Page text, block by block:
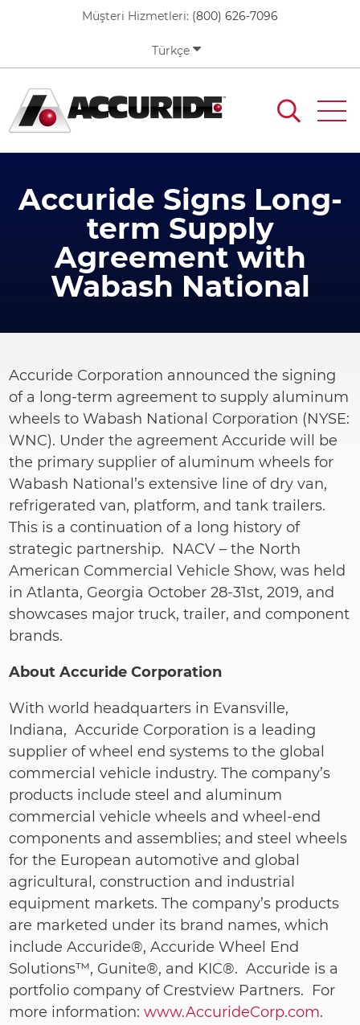
content
Müşteri Hizmetleri: (800) 626-7096
Türkçe
Accuride Signs Long-
term Supply
Agreement with
Wabash National
Accuride Corporation announced the signing
of a long-term agreement to supply aluminum
wheels to Wabash National Corporation (NYSE:
WNC). Under the agreement Accuride will be
the primary supplier of aluminum wheels for
Wabash National’s extensive line of dry van,
refrigerated van, platform, and tank trailers.
This is a continuation of a long history of
strategic partnership. NACV – the North
American Commercial Vehicle Show, was held
in Atlanta, Georgia October 28-31st, 2019, and
showcases major truck, trailer, and component
brands.
About Accuride Corporation
With world headquarters in Evansville,
Indiana, Accuride Corporation is a leading
supplier of wheel end systems to the global
commercial vehicle industry. The company’s
products include steel and aluminum
commercial vehicle wheels and wheel-end
components and assemblies; and steel wheels
for the European automotive and global
agricultural, construction and industrial
equipment markets. The company’s products
are marketed under its brand names, which
include Accuride®, Accuride Wheel End
Solutions™, Gunite®, and KIC®. Accuride is a
portfolio company of Crestview Partners. For
more information:www.AccurideCorp.com.